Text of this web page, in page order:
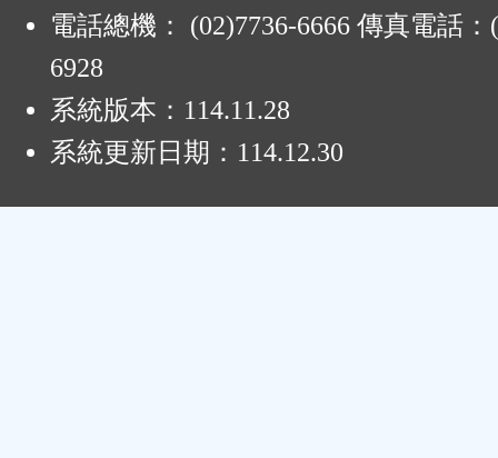
電話總機： (02)7736-6666 傳真電話：
6928
系統版本： 114.11.28
系統更新日期： 114.12.30